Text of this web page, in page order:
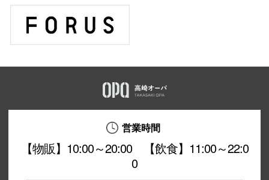
営業時間
【物販】10:00～20:00 【飲食】11:00～22:0
0